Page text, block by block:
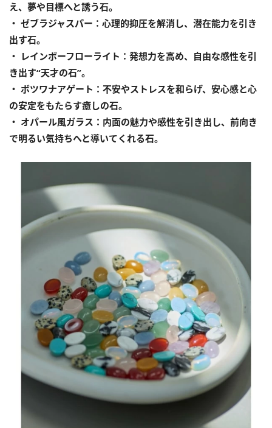
え、夢や目標へと誘う石。
・ ゼブラジャスパー：心理的抑圧を解消し、潜在能力を引き
出す石。
・ レインボーフローライト：発想力を高め、自由な感性を引
き出す“天才の石”。
・ ボツワナアゲート：不安やストレスを和らげ、安心感と心
の安定をもたらす癒しの石。
・ オパール風ガラス：内面の魅力や感性を引き出し、前向き
で明るい気持ちへと導いてくれる石。